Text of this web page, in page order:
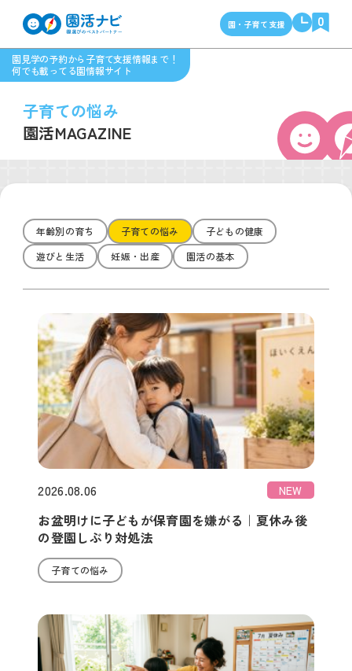
園見学の予約から子育て支援情報まで！
何でも載ってる園情報サイト
園・子育て支援 0
子育ての悩み
園活MAGAZINE
年齢別の育ち 子育ての悩み
子どもの健康
遊びと生活
妊娠・出産 園活の基本
2026.08.06 NEW
お盆明けに子どもが保育園を嫌がる｜夏休み後
の登園しぶり対処法
子育ての悩み